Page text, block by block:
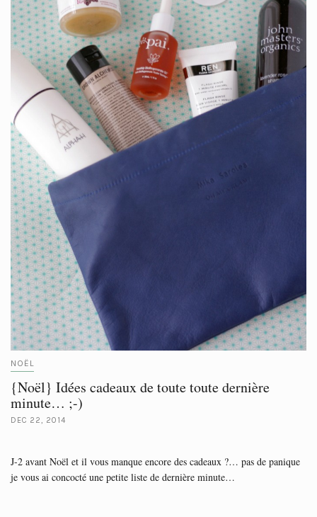
NOËL
{Noël} Idées cadeaux de toute toute dernière
minute… ;-)
DEC 22, 2014
J-2 avant Noël et il vous manque encore des cadeaux ?… pas de panique
je vous ai concocté une petite liste de dernière minute…